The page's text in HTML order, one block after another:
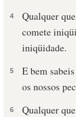
4
Qualquer
comete
iniqüidade.
5
E bem
os nossos
6
Qualquer